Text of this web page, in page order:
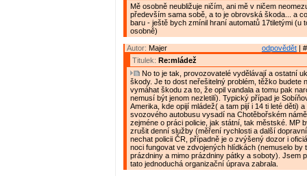
Mě osobně neubližuje ničím, ani mě v ničem
především sama sobě, a to je obrovská škoda... a
baru - ještě bych zmínil hraní automatů 17tiletými (u
osobně)
odpovědět |
Autor: Majer
Titulek: Re:mládež
No to je tak, provozovatelé vydělávají a ostatní
škody. Je to dost neřešitelný problém, těžko budete
vymáhat škodu za to, že opil vandala a tomu pak
nemusí být jenom nezletilí). Typický případ je
Amerika, kde opijí mládež( a tam pijí i 14 ti leté děti)
svozového autobusu vysadí na Chotěbořském
zejméne o práci policie, jak státní, tak městské. MP
zrušit denní služby (měření rychlosti a další
nechat policii ČR, případně je o zvýšený dozor i
noci fungovat ve zdvojených hlídkách (nemuselo by
prázdniny a mimo prázdniny pátky a soboty). Jsem
tato jednoduchá organizační úprava zabrala.